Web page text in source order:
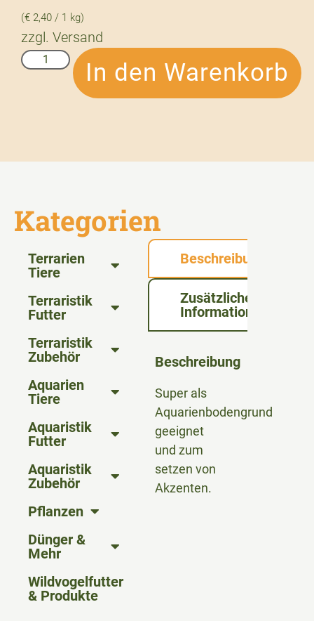
(€ 2,40 / 1 kg)
zzgl. Versand
In den Warenkorb
Kategorien
Terrarien
Tiere
Terraristik
Futter
Terraristik
Zubehör
Aquarien
Tiere
Aquaristik
Futter
Aquaristik
Zubehör
Pflanzen
Dünger &
Mehr
Wildvogelfutter
& Produkte
Beschreibung
Zusätzliche
Informationen
Beschreibung
Super als
Aquarienbodengrund
geeignet
und zum
setzen von
Akzenten.